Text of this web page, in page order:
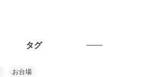
タグ
お台場